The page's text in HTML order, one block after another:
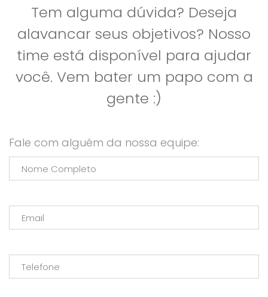
Tem alguma dúvida? Deseja
alavancar seus objetivos? Nosso
time está disponível para ajudar
você. Vem bater um papo com a
gente :)
Fale com alguém da nossa equipe: